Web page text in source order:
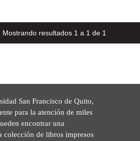
Mostrando resultados 1 a 1 de 1
San Francisco de Quito,
para la atención de miles
encontrar una
colección de libros impresos